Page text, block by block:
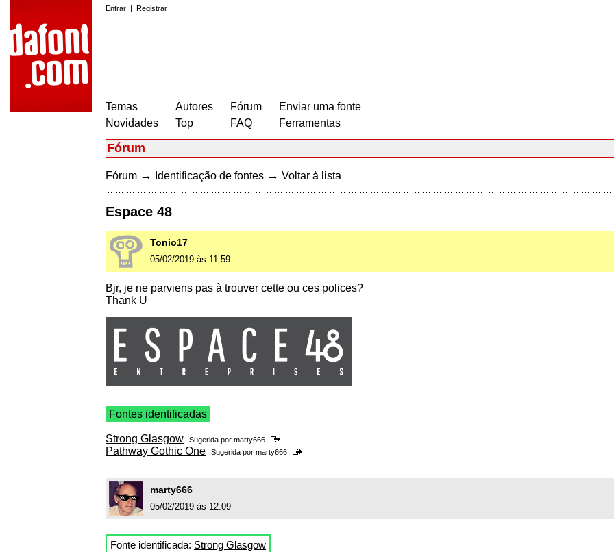
Entrar | Registrar
Temas
Novidades
Autores
Top
Fórum
FAQ
Enviar uma fonte
Ferramentas
Fórum
Fórum → Identificação de fontes → Voltar à lista
Espace 48
Tonio17
05/02/2019 às 11:59
Bjr, je ne parviens pas à trouver cette ou ces polices?
Thank U
Fontes identificadas
Strong Glasgow Sugerida por marty666
Pathway Gothic One Sugerida por marty666
marty666
05/02/2019 às 12:09
Fonte identificada: Strong Glasgow